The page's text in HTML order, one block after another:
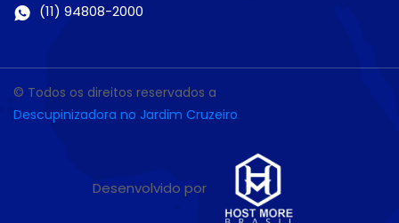
(11) 94808-2000
© Todos os direitos reservados a
Descupinizadora no Jardim Cruzeiro
Desenvolvido por